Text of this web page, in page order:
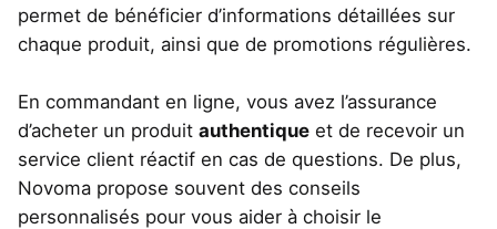
permet de bénéficier d’informations détaillées sur
chaque produit, ainsi que de promotions régulières.
En commandant en ligne, vous avez l’assurance
d’acheter un produit authentique et de recevoir un
service client réactif en cas de questions. De plus,
Novoma propose souvent des conseils
personnalisés pour vous aider à choisir le